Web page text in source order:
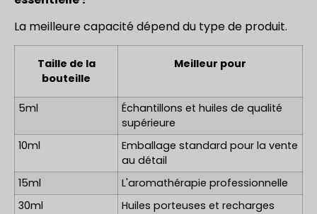
La meilleure capacité dépend du type de produit.
Taille de la
bouteille
Meilleur pour
5ml
Échantillons et huiles de qualité
supérieure
10ml
Emballage standard pour la vente
au détail
15ml
L'aromathérapie professionnelle
30ml
Huiles porteuses et recharges